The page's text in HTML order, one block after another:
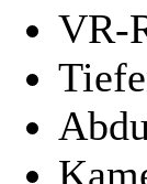
VR-